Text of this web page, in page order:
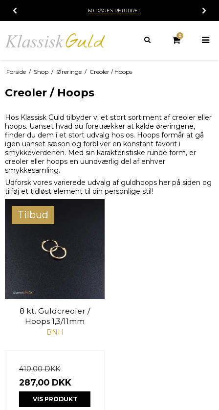
60 DAGES RETURRET
0
Forside / Shop / Øreringe / Creoler / Hoops
Creoler / Hoops
Hos Klassisk Guld tilbyder vi et stort sortiment af creoler eller
hoops. Uanset hvad du foretrækker at kalde øreringene,
finder du dem i et stort udvalg hos os. Hoops formår at gå
igen uanset sæson og forbliver en konstant favorit i
smykkeverdenen. Med sin karakteristiske runde form, er
creoler eller hoops en uundværlig del af enhver
smykkesamling.
Udforsk vores varierede udvalg af guldhoops her på siden og
tilføj et tidløst element til din personlige stil!
Tilbud
8 kt. Guldcreoler /
Hoops 1,3/11mm
BNH
410,00 DKK
287,00 DKK
VIS PRODUKT